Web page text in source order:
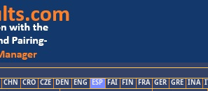
CHN CRO CZE DEN ENG ESP FAI FIN FRA GER GRE INA